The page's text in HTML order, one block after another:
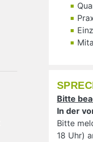
Bitte
In der
Bitte
18 Uhr)